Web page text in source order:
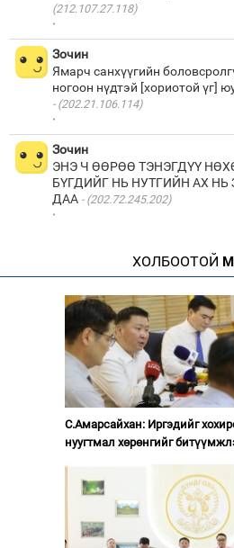
(212.107.27.118)
·
Зочин
Ямарч санхүүгийн
(202.21.106.114)
·
Зочин
ЭНЭ Ч ӨӨРӨӨ ТЭНЭГДҮҮ
БҮГДИЙГ НЬ НУТГИЙН АХ
ДАА
(202.72.245.202)
·
ХОЛБООТОЙ
С.Амарсайхан: Иргэдийг
нуугтмал хөрөнгийг